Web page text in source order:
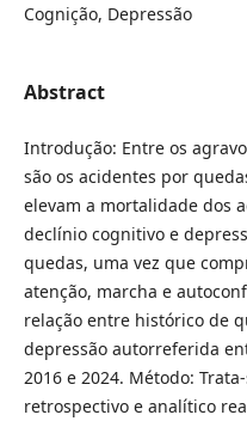
Cognição, Depressão
Abstract
Introdução: Entre os
são os acidentes por
elevam a mortalidade dos
declínio cognitivo e
quedas, uma vez que
atenção, marcha e
relação entre histórico de
depressão autorreferida
2016 e 2024. Método:
retrospectivo e analítico